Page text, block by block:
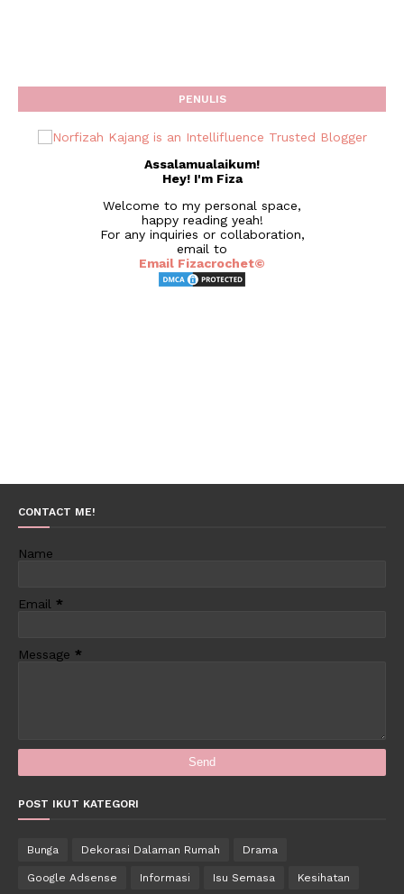
PENULIS
Assalamualaikum!
Hey! I'm Fiza
Welcome to my personal space,
happy reading yeah!
For any inquiries or collaboration,
email to
Email Fizacrochet©
CONTACT ME!
Name
Email *
Message *
POST IKUT KATEGORI
Bunga Dekorasi Dalaman Rumah Drama
Google Adsense Informasi Isu Semasa Kesihatan